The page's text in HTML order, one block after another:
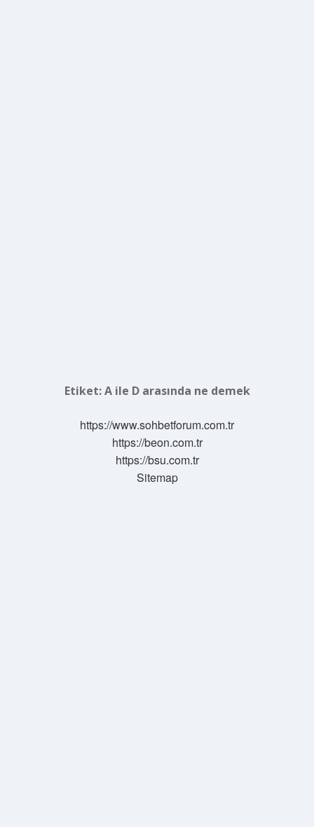
Etiket:A ile D arasında ne demek
https://www.sohbetforum.com.tr
https://beon.com.tr
https://bsu.com.tr
Sitemap